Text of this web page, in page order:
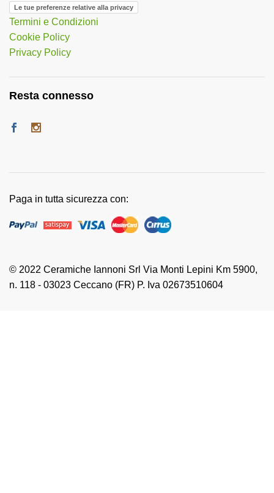
Le tue preferenze relative alla privacy
Termini e Condizioni
Cookie Policy
Privacy Policy
Resta connesso
© 2022 Ceramiche Iannoni Srl Via Monti Lepini Km 5900,
n. 118 - 03023 Ceccano (FR) P. Iva 02673510604
Paga in tutta sicurezza con: